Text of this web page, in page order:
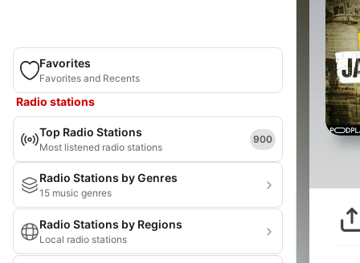
Favorites
Favorites and Recents
Radio stations
Top Radio Stations
Most listened radio stations
900
Radio Stations by Genres
15 music genres
Radio Stations by Regions
Local radio stations